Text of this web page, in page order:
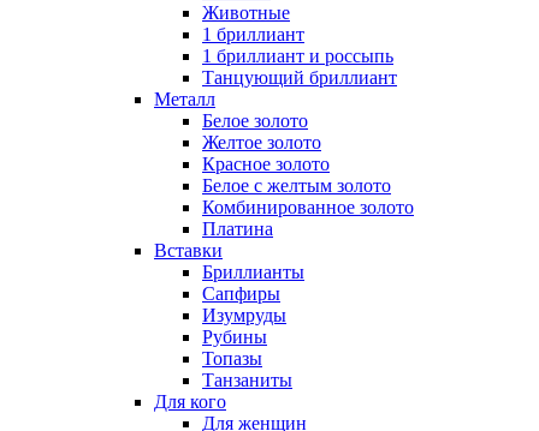
Животные
1 бриллиант
1 бриллиант и россыпь
Танцующий бриллиант
Металл
Белое золото
Желтое золото
Красное золото
Белое с желтым золото
Комбинированное золото
Платина
Вставки
Бриллианты
Сапфиры
Изумруды
Рубины
Топазы
Танзаниты
Для кого
Для женщин